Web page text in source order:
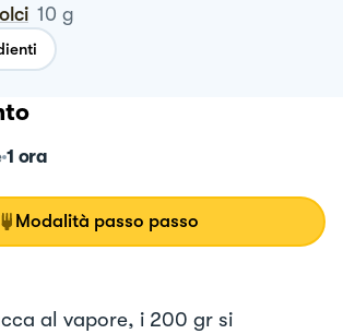
10 g
1 ora
Modalità passo passo
al vapore, i 200 gr si